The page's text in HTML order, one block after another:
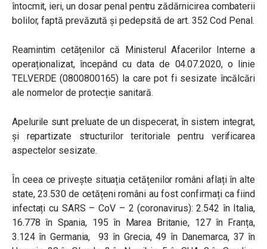
întocmit, ieri, un dosar penal pentru zădărnicirea combaterii
bolilor, faptă prevăzută și pedepsită de art. 352 Cod Penal.
Reamintim cetățenilor că Ministerul Afacerilor Interne a
operaționalizat, începând cu data de 04.07.2020, o linie
TELVERDE (0800800165) la care pot fi sesizate încălcări
ale normelor de protecție sanitară.
Apelurile sunt preluate de un dispecerat, în sistem integrat,
și repartizate structurilor teritoriale pentru verificarea
aspectelor sesizate.
În ceea ce privește situația cetățenilor români aflați în alte
state, 23.530 de cetățeni români au fost confirmați ca fiind
infectați cu SARS – CoV – 2 (coronavirus): 2.542 în Italia,
16.778 în Spania, 195 în Marea Britanie, 127 în Franța,
3.124 în Germania, 93 în Grecia, 49 în Danemarca, 37 în